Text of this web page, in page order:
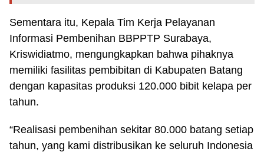
Sementara itu, Kepala Tim Kerja Pelayanan
Informasi Pembenihan BBPPTP Surabaya,
Kriswidiatmo, mengungkapkan bahwa pihaknya
memiliki fasilitas pembibitan di Kabupaten Batang
dengan kapasitas produksi 120.000 bibit kelapa per
tahun.
“Realisasi pembenihan sekitar 80.000 batang setiap
tahun, yang kami distribusikan ke seluruh Indonesia